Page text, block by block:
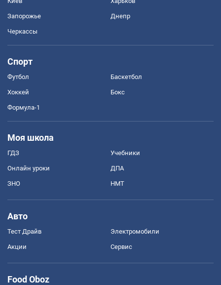
Запорожье Днепр
Черкассы
Спорт
Футбол Баскетбол
Хоккей Бокс
Формула-1
Моя школа
ГДЗ Учебники
Онлайн уроки ДПА
ЗНО НМТ
Авто
Тест Драйв Электромобили
Акции Сервис
Food Oboz